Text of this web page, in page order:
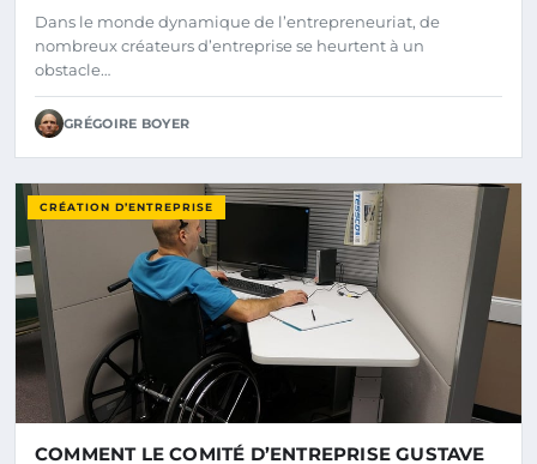
Dans le monde dynamique de l’entrepreneuriat, de
nombreux créateurs d’entreprise se heurtent à un
obstacle…
GRÉGOIRE BOYER
CRÉATION D’ENTREPRISE
COMMENT LE COMITÉ D’ENTREPRISE GUSTAVE